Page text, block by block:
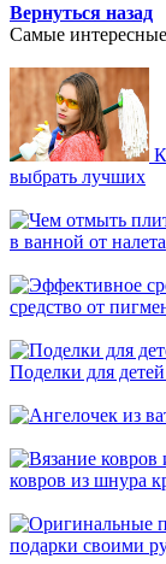
Вернуться назад
Самые интересные
выбрать лучших
в ванной от налета
средство от
Поделки для
ковров из шнура
подарки своими